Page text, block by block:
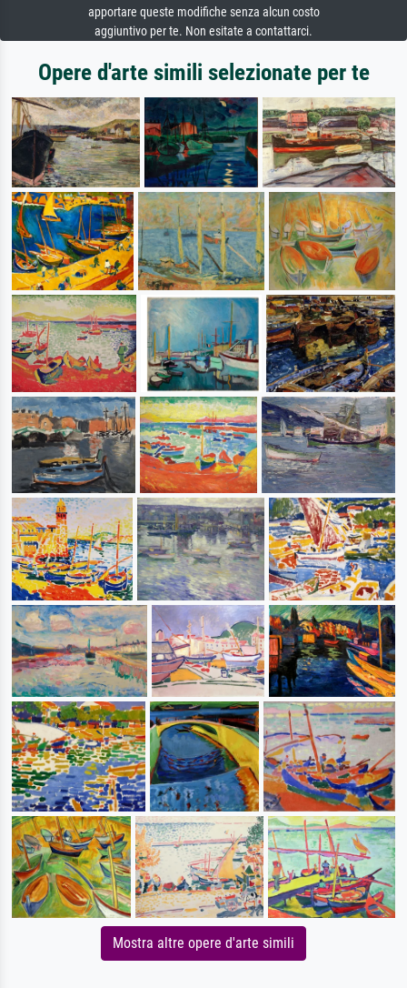
apportare queste modifiche senza alcun costo
aggiuntivo per te. Non esitate a contattarci.
Opere d'arte simili selezionate per te
Mostra altre opere d'arte simili